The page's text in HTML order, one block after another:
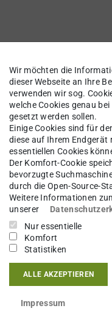
Institut für
Data and
Hilfskraft
Wir möchten die
dieser Webseite an Ihre
verwenden wir sog.
welche Cookies genau
gesetzt werden sollen.
Einige Cookies sind für
diese auf Ihrem Endgerät
essentiellen Cookies
Der Komfort-Cookie
bevorzugte
durch die Open-Source-
Weitere Informationen
unserer
Nur essentielle
Komfort
Statistiken
ALLE AKZEPTIEREN
Impressum